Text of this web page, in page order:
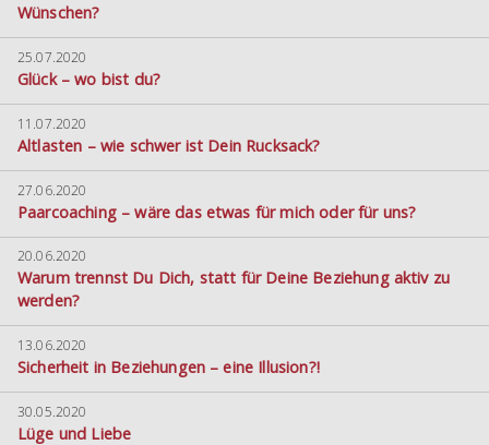
Wünschen?
25.07.2020
Glück – wo bist du?
11.07.2020
Altlasten – wie schwer ist Dein Rucksack?
27.06.2020
Paarcoaching – wäre das etwas für mich oder für uns?
20.06.2020
Warum trennst Du Dich, statt für Deine Beziehung aktiv zu
werden?
13.06.2020
Sicherheit in Beziehungen – eine Illusion?!
30.05.2020
Lüge und Liebe